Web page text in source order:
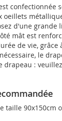
confectionnée
oeillets
d'une
mât est
de vie,
le
drapeau :
taille